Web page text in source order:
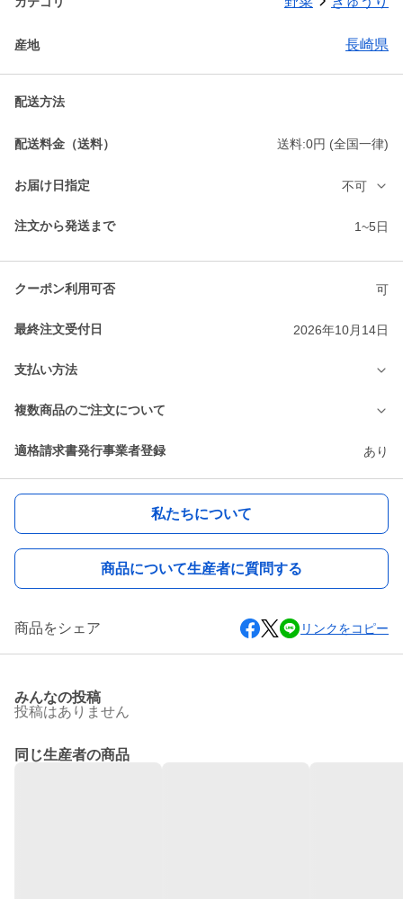
産地 長崎県
配送方法
配送料金（送料） 送料:0円 (全国一律)
お届け日指定 不可
注文から発送まで 1~5日
クーポン利用可否 可
最終注文受付日 2026年10月14日
支払い方法
複数商品のご注文について
適格請求書発行事業者登録 あり
私たちについて
商品について生産者に質問する
商品をシェア リンクをコピー
みんなの投稿
投稿はありません
同じ生産者の商品